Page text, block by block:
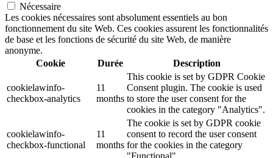
Nécessaire
Les cookies nécessaires sont absolument essentiels au bon
fonctionnement du site Web. Ces cookies assurent les fonctionnalités
de base et les fonctions de sécurité du site Web, de manière
anonyme.
Cookie
Durée Description
cookielawinfo-
checkbox-analytics
11
months
This cookie is set by GDPR Cookie
Consent plugin. The cookie is used
to store the user consent for the
cookies in the category "Analytics".
cookielawinfo-
checkbox-functional
11
months
The cookie is set by GDPR cookie
consent to record the user consent
for the cookies in the category
"Functional".